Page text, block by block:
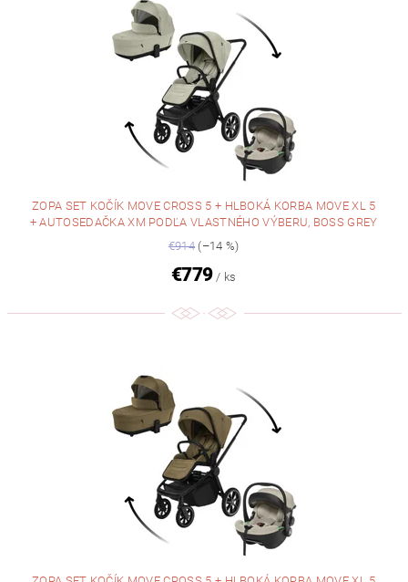
ZOPA SET KOČÍK MOVE CROSS 5 + HLBOKÁ KORBA MOVE XL 5
+ AUTOSEDAČKA XM PODĽA VLASTNÉHO VÝBERU, BOSS GREY
€914 (–14 %)
€779 / ks